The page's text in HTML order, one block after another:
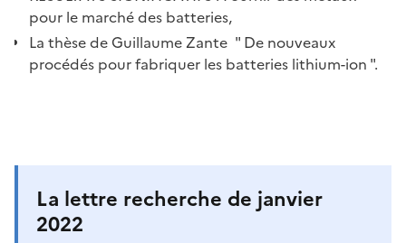
pour le marché des batteries,
La thèse de Guillaume Zante " De nouveaux
procédés pour fabriquer les batteries lithium-ion ".
La lettre recherche de janvier
2022